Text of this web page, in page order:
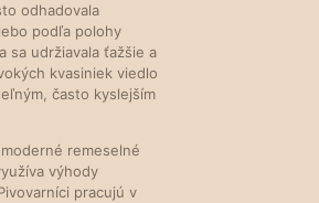
odhadovala
podľa polohy
sa udržiavala ťažšie a
kvasiniek viedlo
často kyslejším
remeselné
výhody
pracujú v